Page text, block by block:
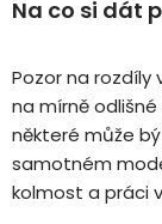
Na co si dát
Pozor na rozdíly
na mírně
některé může
samotném
kolmost a práci